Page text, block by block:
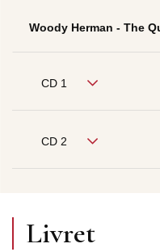
Woody Herman - The
CD 1
CD 2
Livret